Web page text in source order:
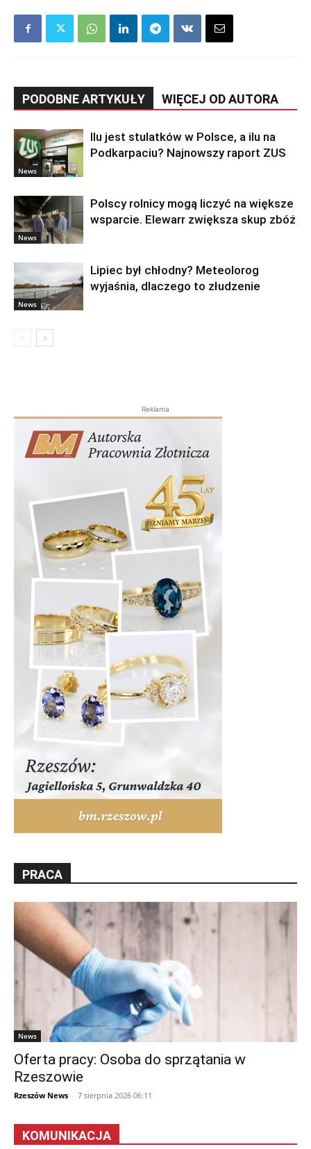
PODOBNE ARTYKUŁY WIĘCEJ OD AUTORA
News
Ilu jest stulatków w Polsce, a ilu na
Podkarpaciu? Najnowszy raport ZUS
News
Polscy rolnicy mogą liczyć na większe
wsparcie. Elewarr zwiększa skup zbóż
News
Lipiec był chłodny? Meteolorog
wyjaśnia, dlaczego to złudzenie
Reklama
PRACA
News
Oferta pracy: Osoba do sprzątania w
Rzeszowie
Rzeszów News - 7 sierpnia 2026 06:11
KOMUNIKACJA